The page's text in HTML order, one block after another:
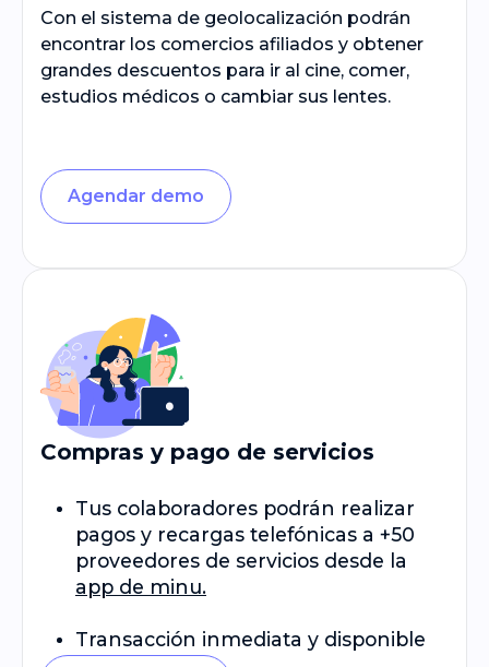
Con el sistema de geolocalización podrán
encontrar los comercios afiliados y obtener
grandes descuentos para ir al cine, comer,
estudios médicos o cambiar sus lentes.
Agendar demo
Compras y pago de servicios
Tus colaboradores podrán realizar
pagos y recargas telefónicas a +50
proveedores de servicios desde la
app de minu.
Transacción inmediata y disponible